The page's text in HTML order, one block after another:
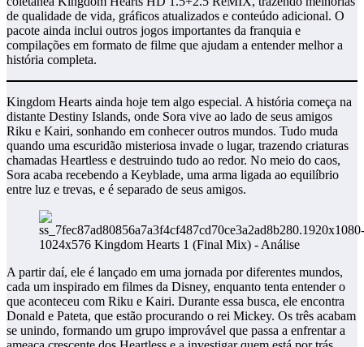
de qualidade de vida, gráficos atualizados e conteúdo adicional. O
pacote ainda inclui outros jogos importantes da franquia e
compilações em formato de filme que ajudam a entender melhor a
história completa.
Kingdom Hearts ainda hoje tem algo especial. A história começa na
distante Destiny Islands, onde Sora vive ao lado de seus amigos
Riku e Kairi, sonhando em conhecer outros mundos. Tudo muda
quando uma escuridão misteriosa invade o lugar, trazendo criaturas
chamadas Heartless e destruindo tudo ao redor. No meio do caos,
Sora acaba recebendo a Keyblade, uma arma ligada ao equilíbrio
entre luz e trevas, e é separado de seus amigos.
A partir daí, ele é lançado em uma jornada por diferentes mundos,
cada um inspirado em filmes da Disney, enquanto tenta entender o
que aconteceu com Riku e Kairi. Durante essa busca, ele encontra
Donald e Pateta, que estão procurando o rei Mickey. Os três acabam
se unindo, formando um grupo improvável que passa a enfrentar a